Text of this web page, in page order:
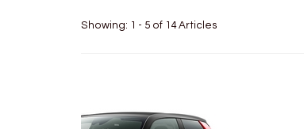
Showing: 1 - 5 of 14 Articles